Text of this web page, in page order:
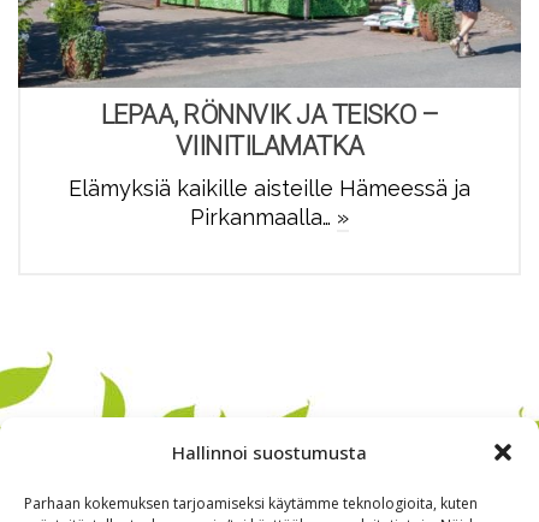
Hallinnoi suostumusta
Parhaan kokemuksen tarjoamiseksi käytämme teknologioita, kuten
LEPAA, RÖNNVIK JA TEISKO –
VIINITILAMATKA
Elämyksiä kaikille aisteille Hämeessä ja
Pirkanmaalla… »